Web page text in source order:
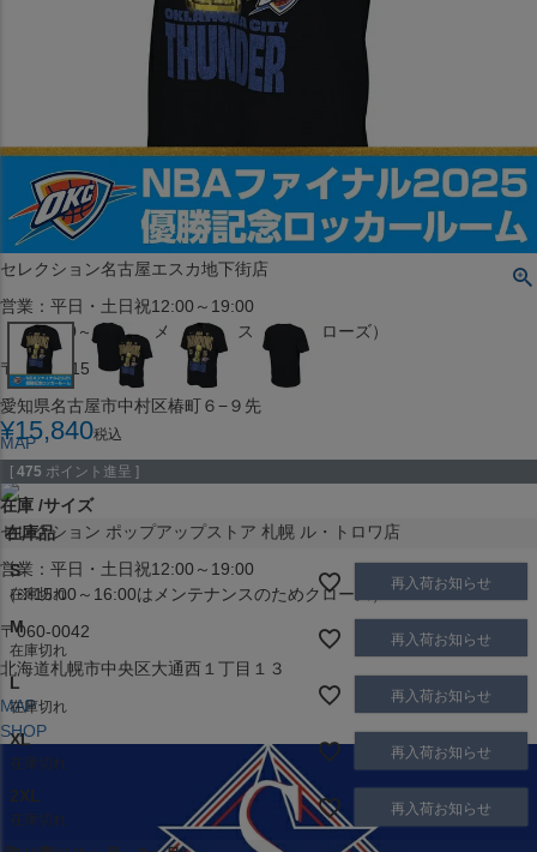
営業：土・日・祝日のみ 12:00-18:00
東京都千代田区神田三崎町２丁目２２−１ 1F
MAP
SHOP
セレクション名古屋エスカ地下街店
営業：平日・土日祝12:00～19:00
（※15:00～16:00はメンテナンスのためクローズ）
〒453-0015
愛知県名古屋市中村区椿町６−９先
MAP
SHOP
セレクション ポップアップストア 札幌 ル・トロワ店
営業：平日・土日祝12:00～19:00
（※15:00～16:00はメンテナンスのためクローズ）
〒060-0042
北海道札幌市中央区大通西１丁目１３
MAP
SHOP
¥15,840税込
[ 475 ポイント進呈 ]
在庫 サイズ
在庫品
S
在庫切れ
再入荷お知らせ
M
在庫切れ
再入荷お知らせ
L
在庫切れ
再入荷お知らせ
XL
在庫切れ
再入荷お知らせ
2XL
在庫切れ
再入荷お知らせ